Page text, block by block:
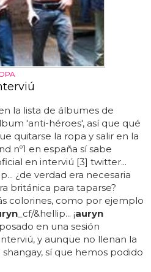
la lista de álbumes de
'anti-héroes', así que qué
quitarse la ropa y salir en la
nº1 en españa sí sabe
en interviú [3] twitter...
¿de verdad era necesaria
británica para taparse?
colorines, como por ejemplo
_cf/&hellip... ¡auryn
en una sesión
y aunque no llenan la
sí que hemos podido